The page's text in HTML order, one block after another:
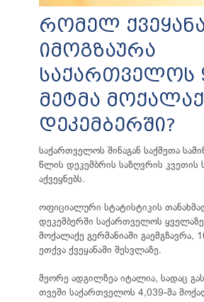
რომელ
იმოგზაურა
საქართველოს
მეტმა
დეკემბერში?
საქართველოს შინაგან საქმეთა
წლის დეკემბრის საზღვრის კვეთის
აქვეყნებს.
ოფიციალური სტატისტიკის
დეკემბერში საქართველოს
მოქალაქე გერმანიაში გაემგზავრა,
ეთქვა ქვეყანაში შესვლაზე.
მეორე ადგილზეა იტალია, სადაც
თვეში საქართველოს 4,039-მა